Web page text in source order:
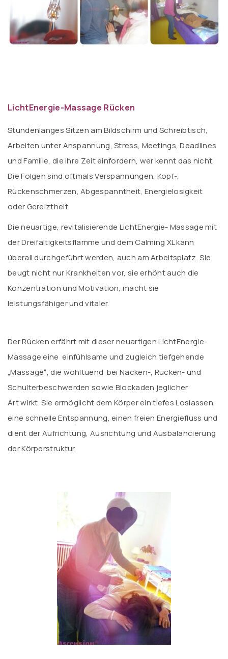
LichtEnergie-Massage Rücken
Stundenlanges Sitzen am Bildschirm und Schreibtisch,
Arbeiten unter Anspannung, Stress, Meetings, Deadlines
und Familie, die ihre Zeit einfordern, wer kennt das nicht.
Die Folgen sind oftmals Verspannungen, Kopf-,
Rückenschmerzen, Abgespanntheit, Energielosigkeit
oder Gereiztheit.
Die neuartige, revitalisierende LichtEnergie- Massage mit
der Dreifaltigkeitsflamme und dem Calming XL kann
überall durchgeführt werden, auch am Arbeitsplatz. Sie
beugt nicht nur Krankheiten vor, sie erhöht auch die
Konzentration und Motivation, macht sie
leistungsfähiger und vitaler.
Der Rücken erfährt mit dieser neuartigen LichtEnergie-
Massage eine einfühlsame und zugleich tiefgehende
„Massage“, die wohltuend bei Nacken-, Rücken- und
Schulterbeschwerden sowie Blockaden jeglicher
Art wirkt. Sie ermöglicht dem Körper ein tiefes Loslassen,
eine schnelle Entspannung, einen freien Energiefluss und
dient der Aufrichtung, Ausrichtung und Ausbalancierung
der Körperstruktur.